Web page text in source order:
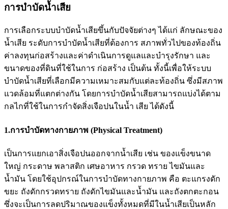
การบำบัดน้ำเสีย
การเลือกระบบบำบัดน้ำเสียขึ้นกับปัจจัยต่างๆ ได้แก่ ลักษณะของ
น้ำเสีย ระดับการบำบัดน้ำเสียที่ต้องการ สภาพทั่วไปของท้องถิ่น
ค่าลงทุนก่อสร้างและค่าดำเนินการดูแลและบำรุงรักษา และ
ขนาดของที่ดินที่ใช้ในการ ก่อสร้าง เป็นต้น ทั้งนี้เพื่อให้ระบบ
บำบัดน้ำเสียที่เลือกมีความเหมาะสมกับแต่ละท้องถิ่น ซึ่งมีสภาพ
แวดล้อมที่แตกต่างกัน โดยการบำบัดน้ำเสียสามารถแบ่งได้ตาม
กลไกที่ใช้ในการกำจัดสิ่งเจือปนในน้ำ เสีย ได้ดังนี้
1.การบำบัดทางกายภาพ (Physical Treatment)
เป็นการแยกเอาสิ่งเจือปนออกจากน้ำเสีย เช่น ของแข็งขนาด
ใหญ่ กระดาษ พลาสติก เศษอาหาร กรวด ทราย ไขมันและ
น้ำมัน โดยใช้อุปกรณ์ในการบำบัดทางกายภาพ คือ ตะแกรงดัก
ขยะ ถังดักกรวดทราย ถังดักไขมันและน้ำมัน และถังตกตะกอน
ซึ่งจะเป็นการลดปริมาณของแข็งทั้งหมดที่มีในน้ำเสียเป็นหลัก